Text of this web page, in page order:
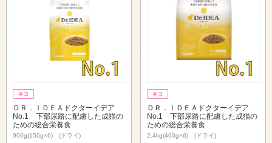
ＤＲ．ＩＤＥＡドクターイデア
No.1 下部尿路に配慮した成猫の
ための総合栄養食
900g(150g×6) (ドライ)
ＤＲ．ＩＤＥＡドクターイデア
No.1 下部尿路に配慮した成猫の
ための総合栄養食
2.4kg(400g×6) (ドライ)